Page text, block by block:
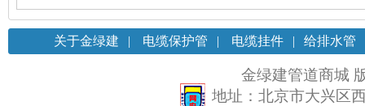
关于金绿建 | 电缆保护管 | 电缆挂件 | 给排水管
金绿建管道商城
地址：北京市大兴区